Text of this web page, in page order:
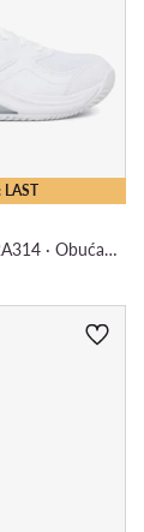
LAST
Gel-Dedicate 9 Clay 1042A314 · Obuća za tenis